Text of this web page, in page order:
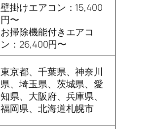
壁掛けエアコン：15,400
円〜
お掃除機能付きエアコ
ン：26,400円〜
東京都、千葉県、神奈川
県、埼玉県、茨城県、愛
知県、大阪府、兵庫県、
福岡県、北海道札幌市